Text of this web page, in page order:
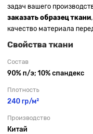
задач вашего
заказать образец ткани
качество материала
Свойства ткани
Состав
90% п/э; 10% спандекс
Плотность
240 гр/м²
Производство
Китай